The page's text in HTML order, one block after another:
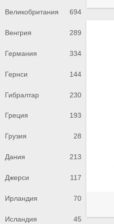
Великобритания 694
Венгрия 289
Германия 334
Гернси 144
Гибралтар 230
Греция 193
Грузия 28
Дания 213
Джерси 117
Ирландия 70
Исландия 45